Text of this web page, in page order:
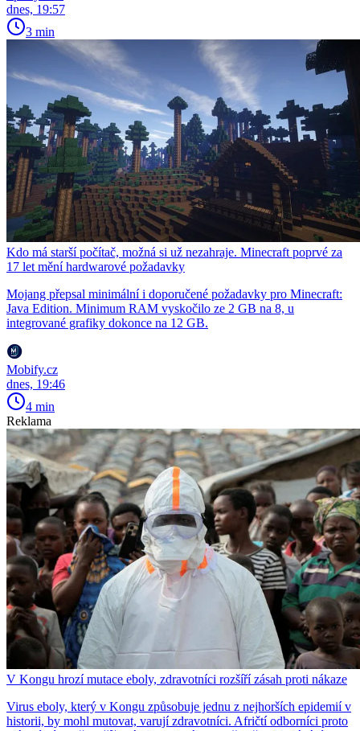
dnes, 19:57
3 min
Kdo má starší počítač, možná si už nezahraje. Minecraft poprvé za
17 let mění hardwarové požadavky
Mojang přepsal minimální i doporučené požadavky pro Minecraft:
Java Edition. Minimum RAM vyskočilo ze 2 GB na 8, u
integrované grafiky dokonce na 12 GB.
Mobify.cz
dnes, 19:46
4 min
Reklama
V Kongu hrozí mutace eboly, zdravotníci rozšíří zásah proti nákaze
Virus eboly, který v Kongu způsobuje jednu z nejhorších epidemií v
historii, by mohl mutovat, varují zdravotníci. Afričtí odborníci proto